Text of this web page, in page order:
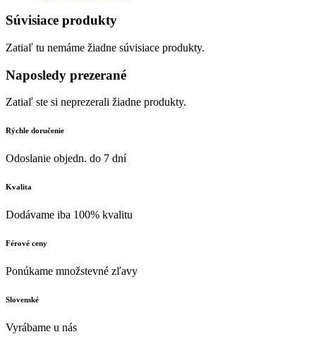
Súvisiace produkty
Zatiaľ tu nemáme žiadne súvisiace produkty.
Naposledy prezerané
Zatiaľ ste si neprezerali žiadne produkty.
Rýchle doručenie
Odoslanie objedn. do 7 dní
Kvalita
Dodávame iba 100% kvalitu
Férové ceny
Ponúkame množstevné zľavy
Slovenské
Vyrábame u nás